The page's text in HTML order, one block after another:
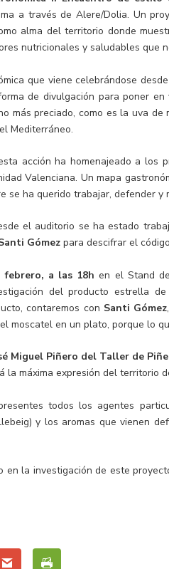
a través de Alere/Dolia. Un
alma del territorio donde
nutricionales y saludables que
que viene celebrándose
de divulgación para poner
más preciado, como es la uva
Mediterráneo.
acción ha homenajeado a los
Valenciana. Un mapa
se ha querido trabajar, defender y
el auditorio se ha estado
Gómez para descifrar el
febrero, a las 18h en el Stand
del producto estrella
contaremos con Santi Gómez
moscatel en un plato, porque lo
Miguel Piñero del Taller de
la máxima expresión del territorio
todos los agentes
y los aromas que vienen
en la investigación de este